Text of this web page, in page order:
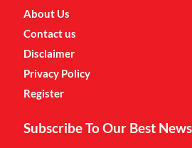
About Us
Contact us
Disclaimer
Privacy Policy
Register
Subscribe To Our Best